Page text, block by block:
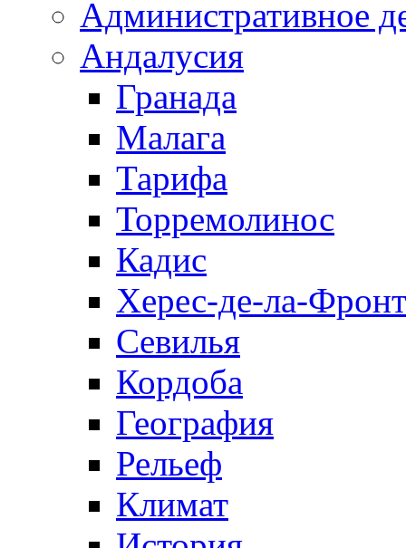
Административное
Андалусия
Гранада
Малага
Тарифа
Торремолинос
Кадис
Херес-де-ла-
Севилья
Кордоба
География
Рельеф
Климат